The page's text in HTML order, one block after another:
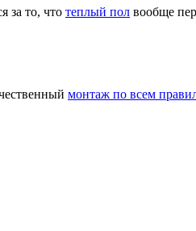
за то, что теплый пол вообще
монтаж по всем